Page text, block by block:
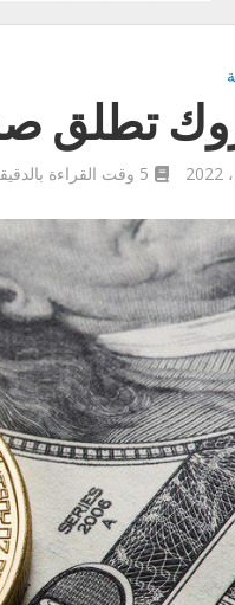
تطلق
5 وقت القراءة بالدقيقة